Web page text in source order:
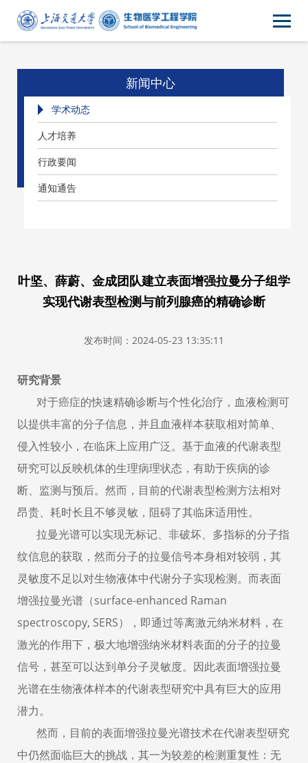
新闻中心
学术动态
人才培养
行政要闻
通知通告
叶坚、薛蔚、金成团队建立表面增强拉曼分子组学
实现代谢表型检测与前列腺癌的精确诊断
发布时间：2024-05-23 13:35:11
研究背景
对于癌症的快速精确诊断与个性化治疗，血液检测可
以提供丰富的分子信息，并且血液样本获取相对简单、
侵入性较小，在临床上应用广泛。基于血液的代谢表型
研究可以反映机体的生理病理状态，有助于疾病的诊
断、监测与预后。然而，目前的代谢表型检测方法相对
昂贵、耗时长且不够灵敏，阻碍了其临床适用性。
拉曼光谱可以实现无标记、非破坏、多指标的分子指
纹信息的获取，然而分子的拉曼信号本身相对较弱，其
灵敏度不足以对生物液体中代谢分子实现检测。而表面
增强拉曼光谱（surface-enhanced Raman
spectroscopy, SERS），即通过等离激元纳米材料，在
激光的作用下，极大地增强纳米材料表面的分子的拉曼
信号，甚至可以达到单分子灵敏度。因此表面增强拉曼
光谱在生物液体样本的代谢表型研究中具有巨大的应用
潜力。
然而，目前的表面增强拉曼光谱技术在代谢表型研究
中仍然面临巨大的挑战，其一为较差的检测重复性：无